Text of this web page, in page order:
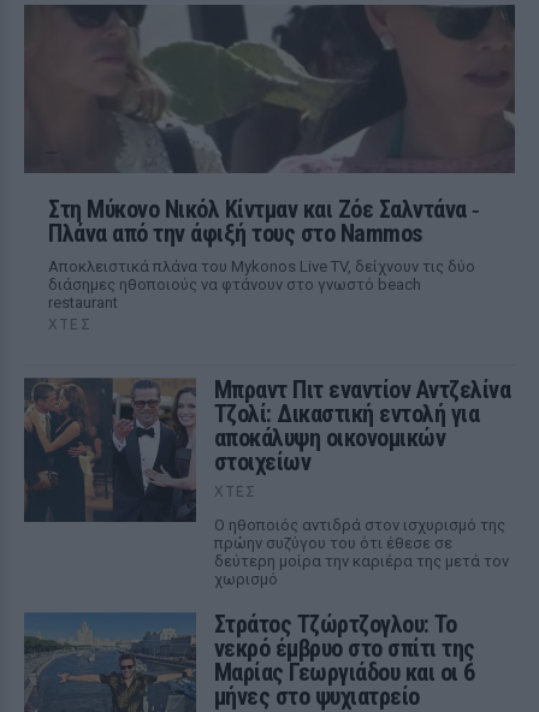
Στη Μύκονο Νικόλ Κίντμαν και Ζόε Σαλντάνα ‑
Πλάνα από την άφιξή τους στο Nammos
Αποκλειστικά πλάνα του Mykonos Live TV, δείχνουν τις δύο
διάσημες ηθοποιούς να φτάνουν στο γνωστό beach
restaurant
ΧΤΕΣ
Μπραντ Πιτ εναντίον Αντζελίνα
Τζολί: Δικαστική εντολή για
αποκάλυψη οικονομικών
στοιχείων
ΧΤΕΣ
Ο ηθοποιός αντιδρά στον ισχυρισμό της
πρώην συζύγου του ότι έθεσε σε
δεύτερη μοίρα την καριέρα της μετά τον
χωρισμό
Στράτος Τζώρτζογλου: Το
νεκρό έμβρυο στο σπίτι της
Μαρίας Γεωργιάδου και οι 6
μήνες στο ψυχιατρείο